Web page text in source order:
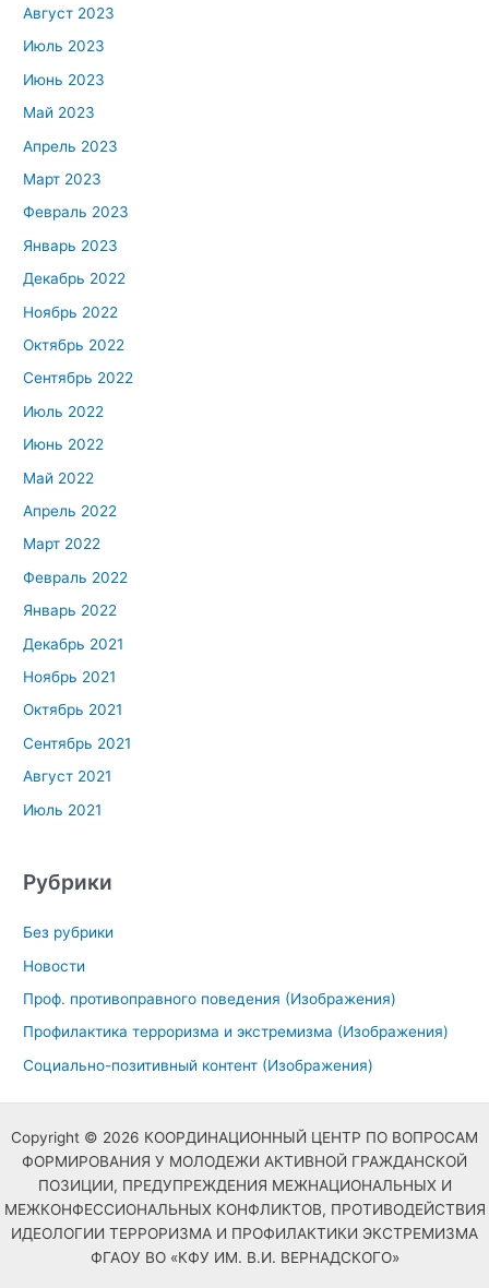
Август 2023
Июль 2023
Июнь 2023
Май 2023
Апрель 2023
Март 2023
Февраль 2023
Январь 2023
Декабрь 2022
Ноябрь 2022
Октябрь 2022
Сентябрь 2022
Июль 2022
Июнь 2022
Май 2022
Апрель 2022
Март 2022
Февраль 2022
Январь 2022
Декабрь 2021
Ноябрь 2021
Октябрь 2021
Сентябрь 2021
Август 2021
Июль 2021
Рубрики
Без рубрики
Новости
Проф. противоправного поведения (Изображения)
Профилактика терроризма и экстремизма (Изображения)
Социально-позитивный контент (Изображения)
Copyright © 2026 КООРДИНАЦИОННЫЙ ЦЕНТР ПО ВОПРОСАМ
ФОРМИРОВАНИЯ У МОЛОДЕЖИ АКТИВНОЙ ГРАЖДАНСКОЙ
ПОЗИЦИИ, ПРЕДУПРЕЖДЕНИЯ МЕЖНАЦИОНАЛЬНЫХ И
МЕЖКОНФЕССИОНАЛЬНЫХ КОНФЛИКТОВ, ПРОТИВОДЕЙСТВИЯ
ИДЕОЛОГИИ ТЕРРОРИЗМА И ПРОФИЛАКТИКИ ЭКСТРЕМИЗМА
ФГАОУ ВО «КФУ ИМ. В.И. ВЕРНАДСКОГО»